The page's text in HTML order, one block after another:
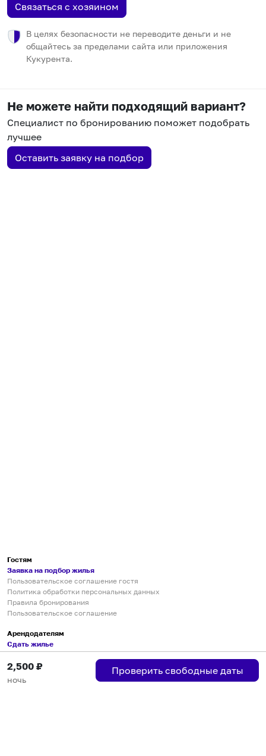
Связаться с хозяином
В целях безопасности не переводите деньги и не
общайтесь за пределами сайта или приложения
Кукурента.
Не можете найти подходящий вариант?
Специалист по бронированию поможет подобрать
лучшее
Оставить заявку на подбор
2,500 ₽
ночь
Проверить свободные даты
Гостям
Заявка на подбор жилья
Пользовательское соглашение гостя
Политика обработки персональных данных
Правила бронирования
Пользовательское соглашение
Арендодателям
Сдать жилье
Пользовательское соглашение
Правила публикации объявлений